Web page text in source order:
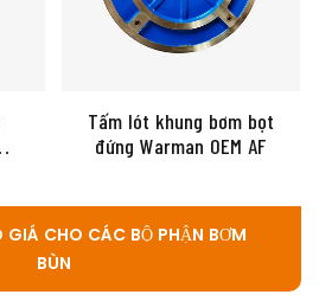
Tấm lót khung bơm bọt
đứng Warman OEM AF
GIÁ CHO CÁC BỘ PHẬN BƠM
BÙN